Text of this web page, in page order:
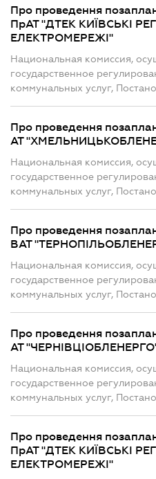
Про проведення
ПрАТ "ДТЕК КИЇВСЬКІ
ЕЛЕКТРОМЕРЕЖІ"
Национальная комиссия,
государственное
коммунальных услуг,
Про проведення
АТ
Национальная комиссия,
государственное
коммунальных услуг,
Про проведення
ВАТ
Национальная комиссия,
государственное
коммунальных услуг,
Про проведення
АТ
Национальная комиссия,
государственное
коммунальных услуг,
Про проведення
ПрАТ "ДТЕК КИЇВСЬКІ
ЕЛЕКТРОМЕРЕЖІ"